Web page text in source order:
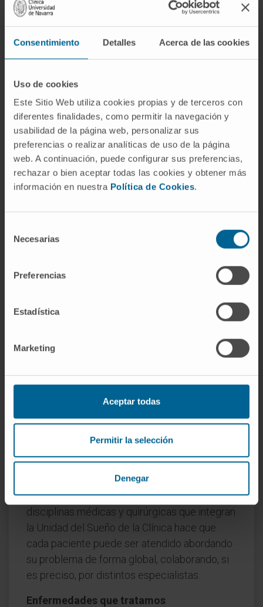
Consentimiento Detalles Acerca de las cookies
Uso de cookies
Este Sitio Web utiliza cookies propias y de terceros con
diferentes finalidades, como permitir la navegación y
usabilidad de la página web, personalizar sus
preferencias o realizar analíticas de uso de la página
web. A continuación, puede configurar sus preferencias,
rechazar o bien aceptar todas las cookies y obtener más
información en nuestra Política de Cookies.
Necesarias
Preferencias
Estadística
Marketing
Aceptar todas
Permitir la selección
Denegar
dormir en decúbito lateral, y evitar
medicación ansiolítica y sedantes.
Tratamiento médico: CPAP. Es un
dispositivo que mantiene las vías aéreas
abiertas aplicando una presión positiva
aérea permitiendo el paso del aire. Puede
llegar a solucionar el SAOS en un 80% de los
casos.
SOLICITE MÁS INFORMACIÓN SOBRE ESTOS
de la Clínica Universidad de
Acreditada por la Sociedad Española del
Sueño, la Unidad del Sueño de la Clínica
cuenta con los últimos avances en
diagnóstico y tratamiento de las alteraciones
El trabajo conjunto de las diferentes
disciplinas médicas y quirúrgicas que integran
la Unidad del Sueño de la Clínica hace que
cada paciente puede ser atendido abordando
su problema de forma global, colaborando, si
es preciso, por distintos especialistas.
Enfermedades que tratamos